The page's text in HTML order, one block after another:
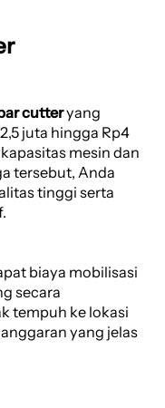
cutteryang
juta hingga Rp4
mesin dan
tersebut, Anda
tinggi serta
biaya mobilisasi
secara
tempuh ke lokasi
yang jelas